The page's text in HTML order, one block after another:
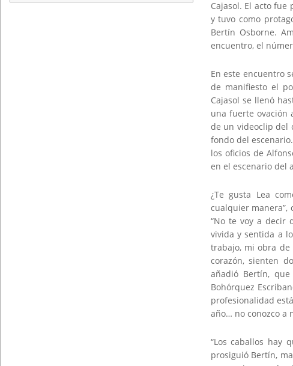
Cajasol. El acto
y tuvo como
Bertín Osborne.
encuentro, el
En este encuentro
de manifiesto el
Cajasol se llenó
una fuerte ovación
de un videoclip del
fondo del
los oficios de
en el escenario del
¿Te gusta Lea
cualquier manera”,
“No te voy a decir
vivida y sentida a
trabajo, mi obra de
corazón, sienten
añadió Bertín,
Bohórquez
profesionalidad
año… no conozco a
“Los caballos hay
prosiguió Bertín,